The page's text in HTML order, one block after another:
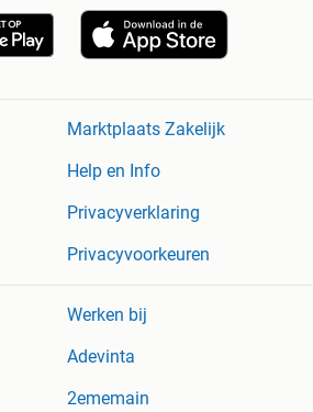
Marktplaats Zakelijk
Help en Info
Privacyverklaring
Privacyvoorkeuren
Werken bij
Adevinta
2ememain